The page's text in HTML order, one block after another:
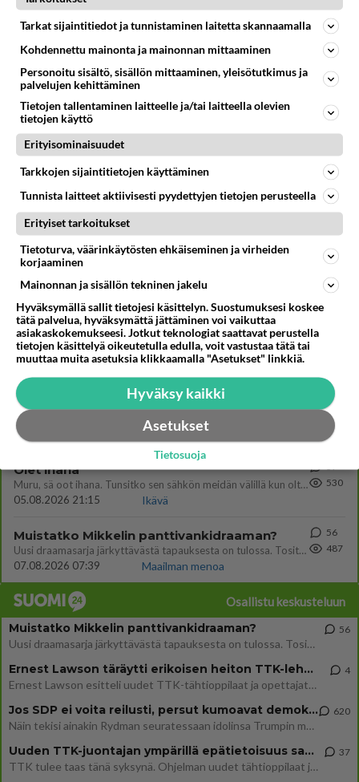
Kuka melkein täysi-ikäinen hukkui?
Poliisin mukaan nuori oli lähes täysi-ikäinen. Ennen iltakuutta tulleen ilmoituksen mukaan ihminen oli joutunut mahdoll
858
Perussuomalaisten kannatus nousi rytinällä Ylen tänään julkaisemassa tuoreimmassa gallup-kyselyssä.
06.08.2026 03:24
Maailman menoa
501
788
kenen näköinen
kaivattusi on ?
07.08.2026 16:24
Ikävä
727
Söpöintä välillämme?
06.08.2026 14:44
Ikävä
42
Hyvännäköinen pakkaus
Olet hyvännäköinen pakkaus nainen.
06.08.2026 13:03
Ikävä
609
Tykkäätköhän vielä minusta?
Yhtä paljon, kuin minä sinusta? Haaveissa ollaan kahdestaan, rauhassa ja lähennytään fyysisesti ja tutustutaan syvemmin
Vihervasemmistofeministinaisasianaiset
06.08.2026 12:01
Sinkut
170
546
Olet ihana
Muru, sä oot ihana. Tunsitko sen sähkön meidän välillä kun oltiin ihan låhekkäin? 👩‍❤️‍👩❤️😼😘
05.08.2026 21:15
Ikävä
37
530
Muistatko Mikkelin panttivankidraaman?
Uusi draamasarja järkyttävästä tapauksesta on tulossa. Tositapahtumiin perustuva sarja ammentaa vuoden 1986 Mikkelin pan
07.08.2026 07:39
Maailman menoa
56
487
Osallistu keskusteluun
Muistatko Mikkelin panttivankidraaman?
Uusi draamasarja järkyttävästä tapauksesta on tulossa. Tositapahtumiin perustuva sarja ammentaa vuoden 1986 Mikkelin pan
56
Ernest Lawson täräytti erikoisen heiton TTK-lehdistötilaisuudessa: " Onko tässä tarkoituksena...?"
Ernest Lawson esitteli uudet TTK-tähtioppilaat ja opettajat torstaina 6.8. lehdistölle. Tulevalla kaudella on yksi hausk
4
Jos SDP ei voita reilusti, persut kumoavat demokratian Suomesta
Näin tekisi ainakin Rydman seuratessaan idolinsa Trumpin mallia https://www.is.fi/politiikka/art-2000012187244.html
620
Uuden TTK-juontajan ympärillä epätietoisuus sakenee - Nyt MTV hämmentää soppaa
TTK tulee taas tänä syksynä. Ohjelman uudet tähtioppilaat julkistetaan torstaina 6. elokuuta klo 14 alkavassa lehdistö
37
Tarkat sijaintitiedot ja tunnistaminen laitetta skannaamalla
Kohdennettu mainonta ja mainonnan mittaaminen
Personoitu sisältö, sisällön mittaaminen, yleisötutkimus ja
palvelujen kehittäminen
Tietojen tallentaminen laitteelle ja/tai laitteella olevien
tietojen käyttö
Erityisominaisuudet
Tarkkojen sijaintitietojen käyttäminen
Tunnista laitteet aktiivisesti pyydettyjen tietojen perusteella
Erityiset tarkoitukset
Tietoturva, väärinkäytösten ehkäiseminen ja virheiden
korjaaminen
Mainonnan ja sisällön tekninen jakelu
Hyväksymällä sallit tietojesi käsittelyn. Suostumuksesi koskee
tätä palvelua, hyväksymättä jättäminen voi vaikuttaa
asiakaskokemukseesi. Jotkut teknologiat saattavat perustella
tietojen käsittelyä oikeutetulla edulla, voit vastustaa tätä tai
muuttaa muita asetuksia klikkaamalla "Asetukset" linkkiä.
Hyväksy kaikki
Asetukset
Tietosuoja